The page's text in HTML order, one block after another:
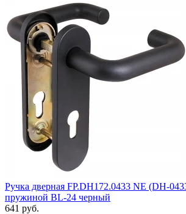
Ручка дверная FP.DH172.0433 NE (DH-
пружиной BL-24 черный
641 руб.